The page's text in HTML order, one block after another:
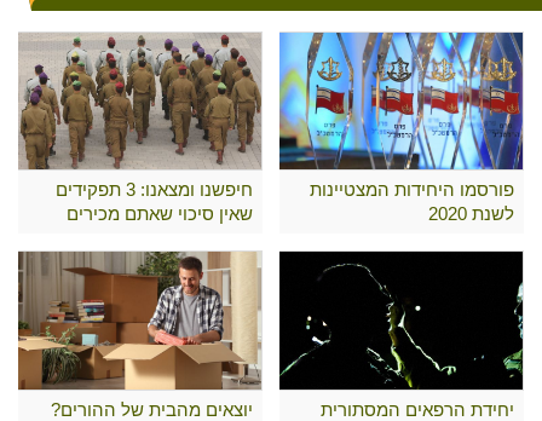
פורסמו היחידות המצטיינות
לשנת 2020
חיפשנו ומצאנו: 3 תפקידים
שאין סיכוי שאתם מכירים
יחידת הרפאים המסתורית
יוצאים מהבית של ההורים?